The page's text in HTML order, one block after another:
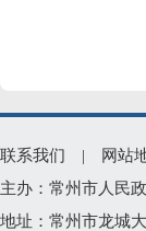
联系我们 | 网站
主办：常州市人民
地址：常州市龙城